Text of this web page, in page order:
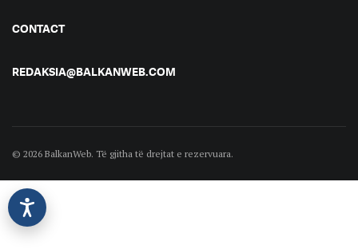
CONTACT
REDAKSIA@BALKANWEB.COM
© 2026 BalkanWeb. Të gjitha të drejtat e rezervuara.